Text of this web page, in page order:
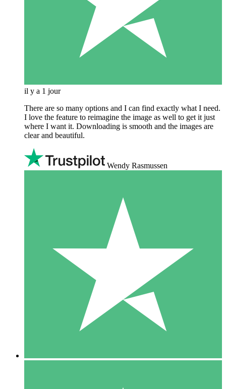
il y a 1 jour
There are so many options and I can find exactly what I need.
I love the feature to reimagine the image as well to get it just
where I want it. Downloading is smooth and the images are
clear and beautiful.
Wendy Rasmussen